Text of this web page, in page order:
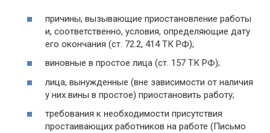
причины, вызывающие приостановление работы
и, соответственно, условия, определяющие дату
его окончания (ст. 72.2, 414 ТК РФ);
виновные в простое лица (ст. 157 ТК РФ);
лица, вынужденные (вне зависимости от наличия
у них вины в простое) приостановить работу;
требования к необходимости присутствия
простаивающих работников на работе (Письмо